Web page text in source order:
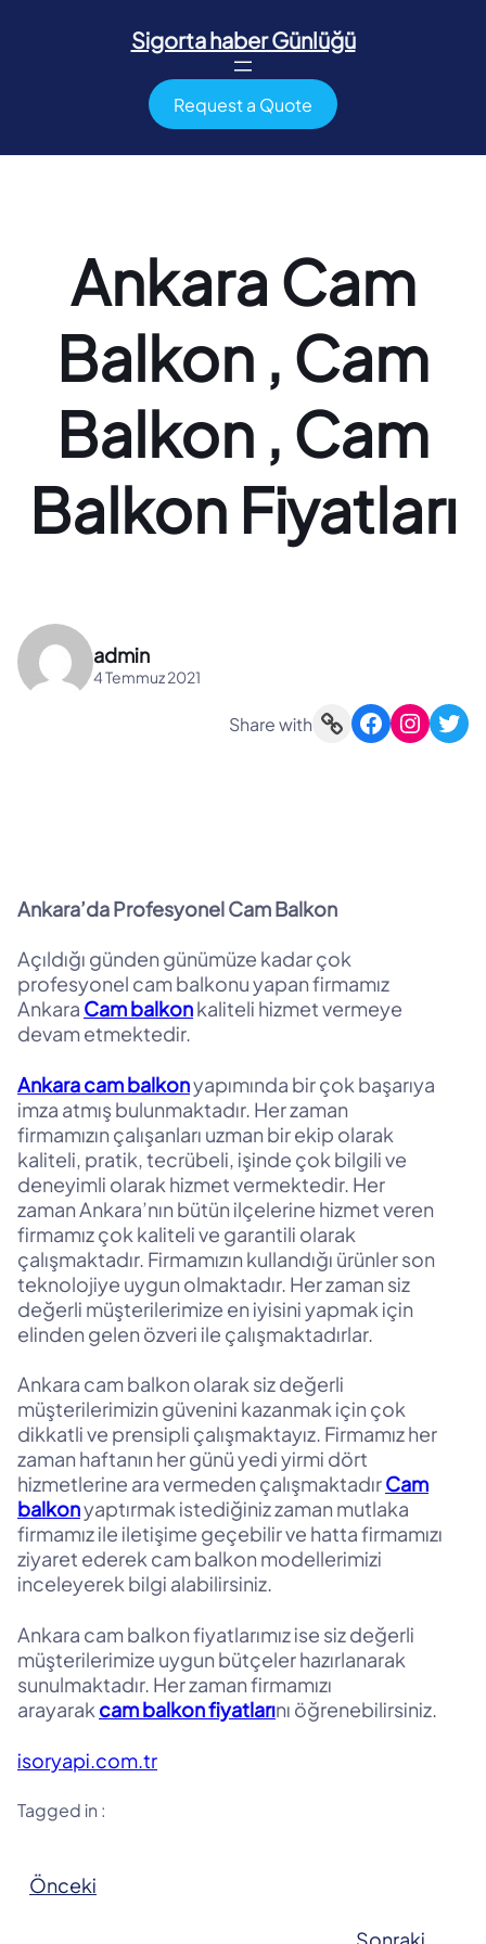
Sigorta haber Günlüğü
Request a Quote
Ankara Cam
Balkon , Cam
Balkon , Cam
Balkon Fiyatları
admin
4 Temmuz 2021
Share with Link Facebook Instagram Twitter
Ankara’da Profesyonel Cam Balkon
Açıldığı günden günümüze kadar çok
profesyonel cam balkonu yapan firmamız
Ankara Cam balkonkaliteli hizmet vermeye
devam etmektedir.
Ankara cam balkonyapımında bir çok başarıya
imza atmış bulunmaktadır. Her zaman
firmamızın çalışanları uzman bir ekip olarak
kaliteli, pratik, tecrübeli, işinde çok bilgili ve
deneyimli olarak hizmet vermektedir. Her
zaman Ankara’nın bütün ilçelerine hizmet veren
firmamız çok kaliteli ve garantili olarak
çalışmaktadır. Firmamızın kullandığı ürünler son
teknolojiye uygun olmaktadır. Her zaman siz
değerli müşterilerimize en iyisini yapmak için
elinden gelen özveri ile çalışmaktadırlar.
Ankara cam balkon olarak siz değerli
müşterilerimizin güvenini kazanmak için çok
dikkatli ve prensipli çalışmaktayız. Firmamız her
zaman haftanın her günü yedi yirmi dört
hizmetlerine ara vermeden çalışmaktadırCam
balkonyaptırmak istediğiniz zaman mutlaka
firmamız ile iletişime geçebilir ve hatta firmamızı
ziyaret ederek cam balkon modellerimizi
inceleyerek bilgi alabilirsiniz.
Ankara cam balkon fiyatlarımız ise siz değerli
müşterilerimize uygun bütçeler hazırlanarak
sunulmaktadır. Her zaman firmamızı
arayarak cam balkon fiyatlarını öğrenebilirsiniz.
isoryapi.com.tr
Tagged in :
Önceki